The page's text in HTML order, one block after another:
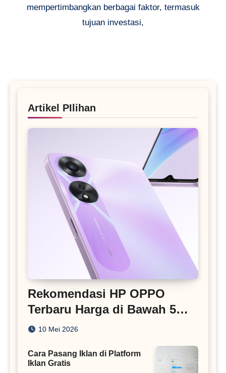
mempertimbangkan berbagai faktor, termasuk
tujuan investasi,
Artikel PIlihan
Rekomendasi HP OPPO
Terbaru Harga di Bawah 5
Juta
10 Mei 2026
Cara Pasang Iklan di Platform
Iklan Gratis